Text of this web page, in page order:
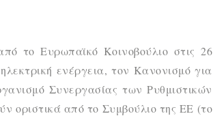
το Ευρωπαϊκό Κοινοβούλιο στις 26
ενέργεια, τον Κανονισμό για
Συνεργασίας των Ρυθμιστικών
οριστικά από το Συμβούλιο της ΕΕ (το